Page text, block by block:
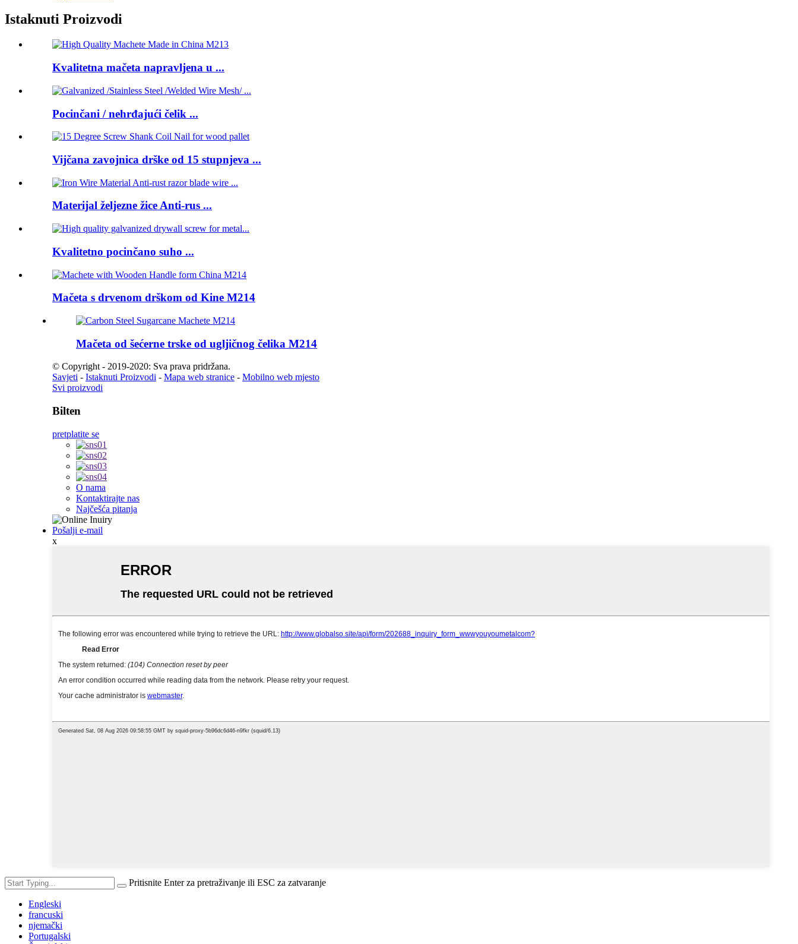
Istaknuti Proizvodi
Kvalitetna mačeta napravljena u ...
Pocinčani / nehrđajući čelik ...
Vijčana zavojnica drške od 15 stupnjeva ...
Materijal željezne žice Anti-rus ...
Kvalitetno pocinčano suho ...
Mačeta s drvenom drškom od Kine M214
Mačeta od šećerne trske od ugljičnog čelika M214
© Copyright - 2019-2020: Sva prava pridržana.
Savjeti - Istaknuti Proizvodi - Mapa web stranice - Mobilno web mjesto
Svi proizvodi
Bilten
pretplatite se
O nama
Kontaktirajte nas
Najčešća pitanja
Pošalji e-mail
x
Pritisnite Enter za pretraživanje ili ESC za zatvaranje
Engleski
francuski
njemački
Portugalski